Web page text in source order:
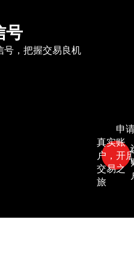
号
号，把握交易良机